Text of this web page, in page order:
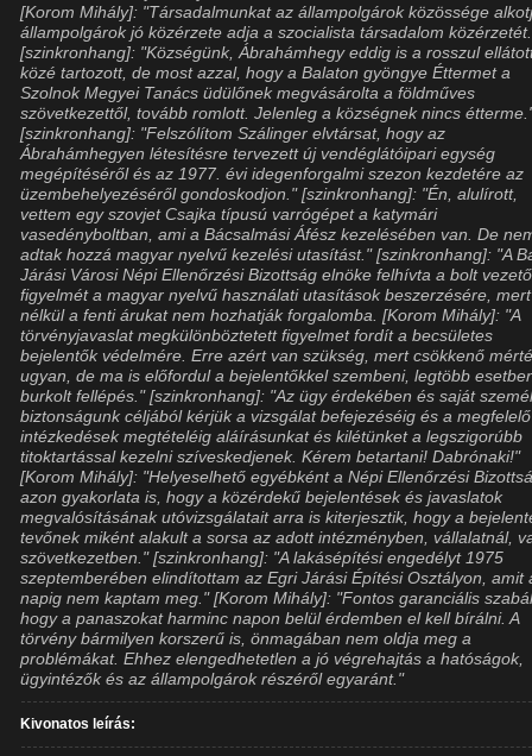
[Korom Mihály]: "Társadalmunkat az állampolgárok közössége
állampolgárok jó közérzete adja a szocialista társadalom
[szinkronhang]: "Községünk, Ábrahámhegy eddig is a rosszul
közé tartozott, de most azzal, hogy a Balaton gyöngye Éttermet a
Szolnok Megyei Tanács üdülőnek megvásárolta a földműves
szövetkezettől, tovább romlott. Jelenleg a községnek nincs
[szinkronhang]: "Felszólítom Szálinger elvtársat, hogy az
Ábrahámhegyen létesítésre tervezett új vendéglátóipari egység
megépítéséről és az 1977. évi idegenforgalmi szezon kezdetére az
üzembehelyezéséről gondoskodjon." [szinkronhang]: "Én, alulírott,
vettem egy szovjet Csajka típusú varrógépet a katymári
vasedényboltban, ami a Bácsalmási Áfész kezelésében van. De
adtak hozzá magyar nyelvű kezelési utasítást." [szinkronhang]: "A
Járási Városi Népi Ellenőrzési Bizottság elnöke felhívta a bolt
figyelmét a magyar nyelvű használati utasítások beszerzésére,
nélkül a fenti árukat nem hozhatják forgalomba. [Korom Mihály]: "A
törvényjavaslat megkülönböztetett figyelmet fordít a becsületes
bejelentők védelmére. Erre azért van szükség, mert csökkenő
ugyan, de ma is előfordul a bejelentőkkel szembeni, legtöbb
burkolt fellépés." [szinkronhang]: "Az ügy érdekében és saját
biztonságunk céljából kérjük a vizsgálat befejezéséig és a megfelelő
intézkedések megtételéig aláírásunkat és kilétünket a legszigorúbb
titoktartással kezelni szíveskedjenek. Kérem betartani! Dabrónaki!"
[Korom Mihály]: "Helyeselhető egyébként a Népi Ellenőrzési
azon gyakorlata is, hogy a közérdekű bejelentések és javaslatok
megvalósításának utóvizsgálatait arra is kiterjesztik, hogy a
tevőnek miként alakult a sorsa az adott intézményben, vállalatnál,
szövetkezetben." [szinkronhang]: "A lakásépítési engedélyt 1975
szeptemberében elindítottam az Egri Járási Építési Osztályon, amit
napig nem kaptam meg." [Korom Mihály]: "Fontos garanciális
hogy a panaszokat harminc napon belül érdemben el kell bírálni. A
törvény bármilyen korszerű is, önmagában nem oldja meg a
problémákat. Ehhez elengedhetetlen a jó végrehajtás a hatóságok,
ügyintézők és az állampolgárok részéről egyaránt."
Kivonatos leírás: